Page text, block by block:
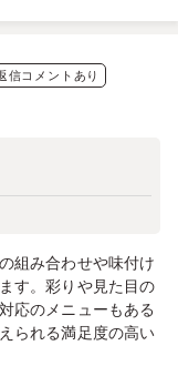
信コメントあり
組み合わせや味付け
す。彩りや見た目の
応のメニューもある
られる満足度の高い